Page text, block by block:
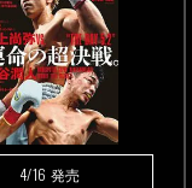
4/16 発売